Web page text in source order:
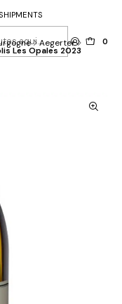
0
Aegerter
Les Opales 2023